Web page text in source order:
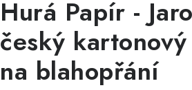
Hurá Papír -
český
na blahopřání